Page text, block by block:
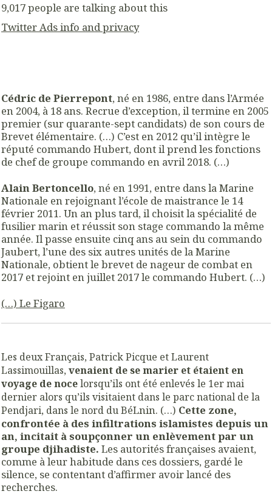
9,017 people are talking about this
Twitter Ads info and privacy
Cédric de Pierrepont, né en 1986, entre dans l’Armée
en 2004, à 18 ans. Recrue d’exception, il termine en 2005
premier (sur quarante-sept candidats) de son cours de
Brevet élémentaire. (…) C’est en 2012 qu’il intègre le
réputé commando Hubert, dont il prend les fonctions
de chef de groupe commando en avril 2018. (…)
Alain Bertoncello, né en 1991, entre dans la Marine
Nationale en rejoignant l’école de maistrance le 14
février 2011. Un an plus tard, il choisit la spécialité de
fusilier marin et réussit son stage commando la même
année. Il passe ensuite cinq ans au sein du commando
Jaubert, l’une des six autres unités de la Marine
Nationale, obtient le brevet de nageur de combat en
2017 et rejoint en juillet 2017 le commando Hubert. (…)
(…) Le Figaro
Les deux Français, Patrick Picque et Laurent
Lassimouillas,venaient de se marier et étaient en
voyage de nocelorsqu’ils ont été enlevés le 1er mai
dernier alors qu’ils visitaient dans le parc national de la
Pendjari, dans le nord du BéLnin. (…) Cette zone,
confrontée à des infiltrations islamistes depuis un
an, incitait à soupçonner un enlèvement par un
groupe djihadiste. Les autorités françaises avaient,
comme à leur habitude dans ces dossiers, gardé le
silence, se contentant d’affirmer avoir lancé des
recherches.